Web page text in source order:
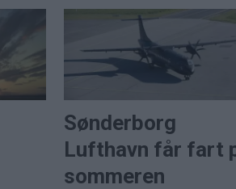
Sønderborg
Lufthavn får fart
sommeren